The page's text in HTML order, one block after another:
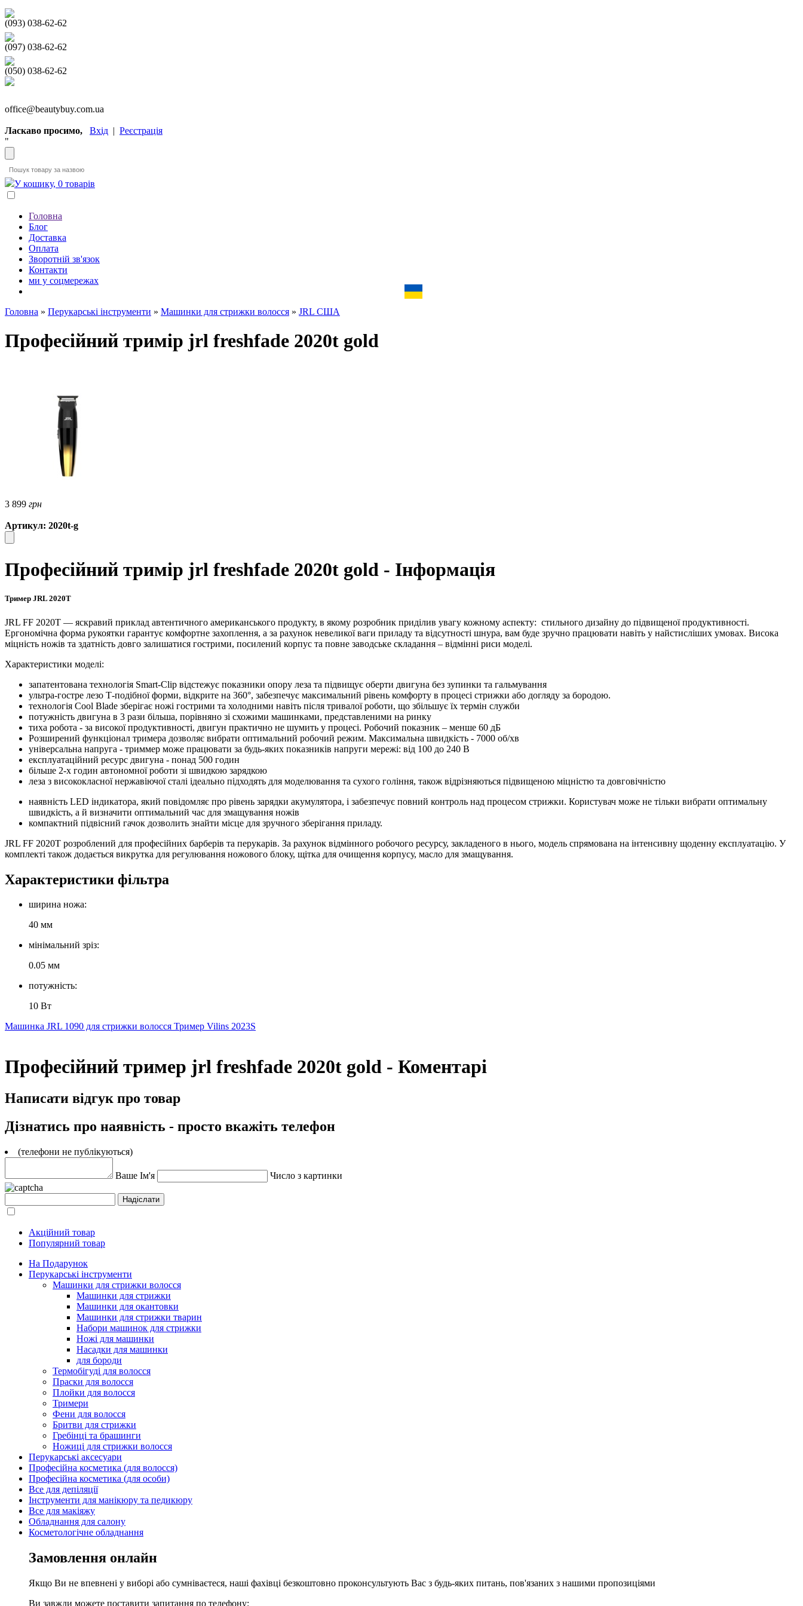
(093) 038-62-62
(097) 038-62-62
(050) 038-62-62
office@beautybuy.com.ua
Ласкаво просимо, Вхід | Реєстрація
"
У кошику, 0 товарів
Головна
Блог
Доставка
Оплата
Зворотній зв'язок
Контакти
ми у соцмережах
Головна » Перукарські інструменти » Машинки для стрижки волосся » JRL США
Професійний тримір jrl freshfade 2020t gold
3 899 грн
Артикул: 2020t-g
Професійний тримір jrl freshfade 2020t gold - Інформація
Тример JRL 2020T
JRL FF 2020T — яскравий приклад автентичного американського продукту, в якому розробник приділив увагу кожному аспекту: стильного дизайну до підвищеної продуктивності.
Ергономічна форма рукоятки гарантує комфортне захоплення, а за рахунок невеликої ваги приладу та відсутності шнура, вам буде зручно працювати навіть у найстисліших умовах. Висока
міцність ножів та здатність довго залишатися гострими, посилений корпус та повне заводське складання – відмінні риси моделі.
Характеристики моделі:
запатентована технологія Smart-Clip відстежує показники опору леза та підвищує оберти двигуна без зупинки та гальмування
ультра-гостре лезо Т-подібної форми, відкрите на 360°, забезпечує максимальний рівень комфорту в процесі стрижки або догляду за бородою.
технологія Cool Blade зберігає ножі гострими та холодними навіть після тривалої роботи, що збільшує їх термін служби
потужність двигуна в 3 рази більша, порівняно зі схожими машинками, представленими на ринку
тиха робота - за високої продуктивності, двигун практично не шумить у процесі. Робочий показник – менше 60 дБ
Розширений функціонал тримера дозволяє вибрати оптимальний робочий режим. Максимальна швидкість - 7000 об/хв
універсальна напруга - триммер може працювати за будь-яких показників напруги мережі: від 100 до 240 В
експлуатаційний ресурс двигуна - понад 500 годин
більше 2-х годин автономної роботи зі швидкою зарядкою
леза з висококласної нержавіючої сталі ідеально підходять для моделювання та сухого гоління, також відрізняються підвищеною міцністю та довговічністю
наявність LED індикатора, який повідомляє про рівень зарядки акумулятора, і забезпечує повний контроль над процесом стрижки. Користувач може не тільки вибрати оптимальну
швидкість, а й визначити оптимальний час для змащування ножів
компактний підвісний гачок дозволить знайти місце для зручного зберігання приладу.
JRL FF 2020T розроблений для професійних барберів та перукарів. За рахунок відмінного робочого ресурсу, закладеного в нього, модель спрямована на інтенсивну щоденну експлуатацію. У
комплекті також додається викрутка для регулювання ножового блоку, щітка для очищення корпусу, масло для змащування.
Характеристики фільтра
ширина ножа:
40 мм
мінімальний зріз:
0.05 мм
потужність:
10 Вт
Машинка JRL 1090 для стрижки волосся Тример Vilins 2023S
Професійний тример jrl freshfade 2020t gold - Коментарі
Написати відгук про товар
Дізнатись про наявність - просто вкажіть телефон
(телефони не публікуються)
Ваше Ім'я Число з картинки
Акційний товар
Популярний товар
На Подарунок
Перукарські інструменти
Машинки для стрижки волосся
Машинки для стрижки
Машинки для окантовки
Машинки для стрижки тварин
Набори машинок для стрижки
Ножі для машинки
Насадки для машинки
для бороди
Термобігуді для волосся
Праски для волосся
Плойки для волосся
Тримери
Фени для волосся
Бритви для стрижки
Гребінці та брашинги
Ножиці для стрижки волосся
Перукарські аксесуари
Професійна косметика (для волосся)
Професійна косметика (для особи)
Все для депіляції
Інструменти для манікюру та педикюру
Все для макіяжу
Обладнання для салону
Косметологічне обладнання
Замовлення онлайн
Якщо Ви не впевнені у виборі або сумніваєтеся, наші фахівці безкоштовно проконсультують Вас з будь-яких питань, пов'язаних з нашими пропозиціями
Ви завжди можете поставити запитання по телефону: